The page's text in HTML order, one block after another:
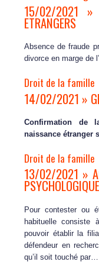
15/02/2021 »
ETRANGERS
Absence de fraude
divorce en marge de
Droit de la famille
14/02/2021 »
Confirmation de
naissance étranger
Droit de la famille
13/02/2021 »
Pour contester ou
habituelle consiste
pouvoir établir la
défendeur en
qu’il soit touché par…